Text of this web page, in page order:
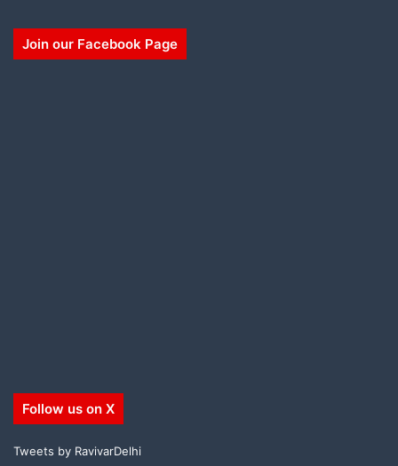
Join our Facebook Page
Follow us on X
Tweets by RavivarDelhi